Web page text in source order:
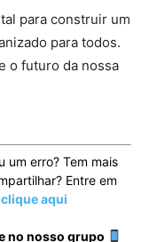
para construir um
para todos.
o futuro da nossa
um erro? Tem mais
Entre em
clique aqui
no nosso grupo